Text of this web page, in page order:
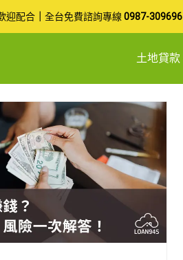
迎配合 全台免費諮詢專線 0987-309696
土地貸款